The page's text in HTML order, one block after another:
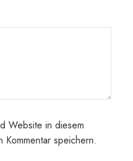
Website in diesem
Kommentar speichern.